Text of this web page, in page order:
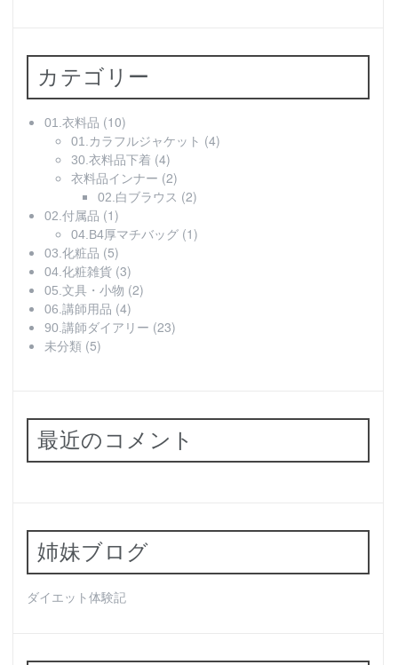
カテゴリー
01.衣料品 (10)
01.カラフルジャケット (4)
30.衣料品下着 (4)
衣料品インナー (2)
02.白ブラウス (2)
02.付属品 (1)
04.B4厚マチバッグ (1)
03.化粧品 (5)
04.化粧雑貨 (3)
05.文具・小物 (2)
06.講師用品 (4)
90.講師ダイアリー (23)
未分類 (5)
最近のコメント
姉妹ブログ
ダイエット体験記